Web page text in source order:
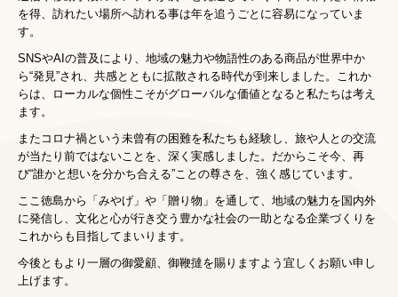
関西のお土産あれこれ
新着情報 2025年以前
卸部門
会社概要
企業理念
代表者挨拶
会社沿革
採用情報
を得、訪れたい場所へ訪れる事は年を追うごとに容易になっていま
す。
SNSやAIの普及により、地域の魅力や物語性のある商品が世界中か
ら“発見”され、共感とともに拡散される時代が到来しました。これか
らは、ローカルな個性こそがグローバルな価値となると私たちは考え
ます。
またコロナ禍という未曾有の困難を私たちも経験し、旅や人との交流
が当たり前ではないことを、深く実感しました。だからこそ今、再
び“誰かと想いを分かち合える”ことの尊さを、強く感じています。
ここ徳島から「みやげ」や「贈り物」を通して、地域の魅力を国内外
に発信し、文化と心が行き交う豊かな社会の一助となる企業づくりを
これからも目指してまいります。
今後ともより一層の御愛顧、御鞭撻を賜りますよう宜しくお願い申し
上げます。